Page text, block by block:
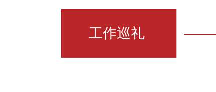
工作巡礼